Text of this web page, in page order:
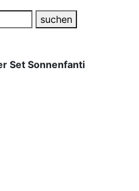
suchen
Set Sonnenfanti